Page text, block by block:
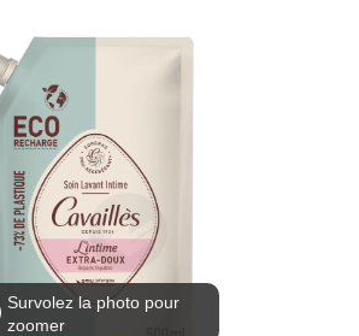
Survolez la photo pour
zoomer